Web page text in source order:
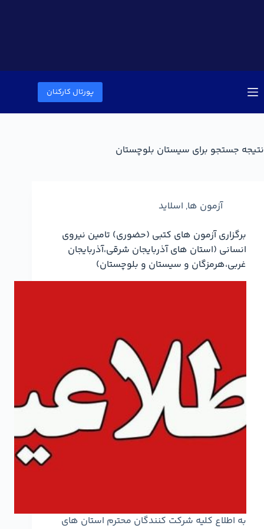
پورتال کارکنان
نتیجه جستجو برای سیستان بلوچستان
آزمون ها, اسلاید
برگزاری آزمون های کتبی (حضوری) تامین نیروی
انسانی (استان های آذربایجان شرقی،آذربایجان
غربی،هرمزگان و سیستان و بلوچستان)
به اطلاع کلیه شرکت کنندگان محترم استان های